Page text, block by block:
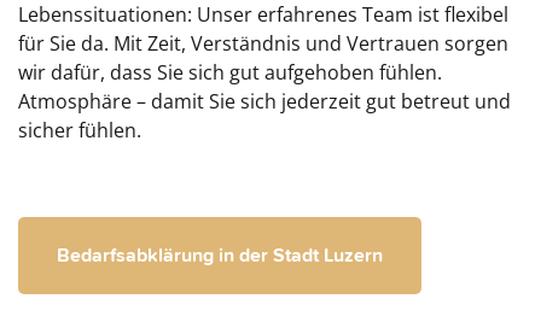
Lebenssituationen: Unser erfahrenes Team ist flexibel
für Sie da. Mit Zeit, Verständnis und Vertrauen sorgen
wir dafür, dass Sie sich gut aufgehoben fühlen.
Atmosphäre – damit Sie sich jederzeit gut betreut und
sicher fühlen.
Bedarfsabklärung in der Stadt Luzern